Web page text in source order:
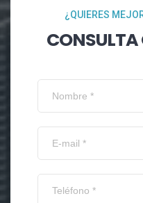
¿QUIERES
CONSULTA